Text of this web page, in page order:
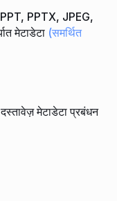
PPTX, JPEG,
मेटाडेटा (समर्थित
मेटाडेटा प्रबंधन